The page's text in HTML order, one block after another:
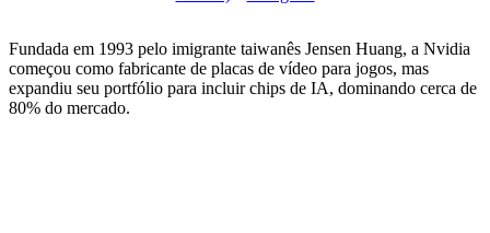
Fundada em 1993 pelo imigrante taiwanês Jensen Huang, a Nvidia
começou como fabricante de placas de vídeo para jogos, mas
expandiu seu portfólio para incluir chips de IA, dominando cerca de
80% do mercado.